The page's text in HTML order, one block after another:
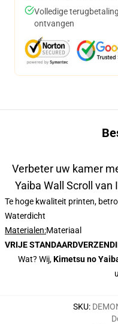
Volledige
ontvangen
Verbeter uw kamer
Yaiba Wall Scroll
Te hoge kwaliteit printen,
Waterdicht
Materialen:Materiaal
VRIJE
Wat? Wij,Kimetsu no
SKU: